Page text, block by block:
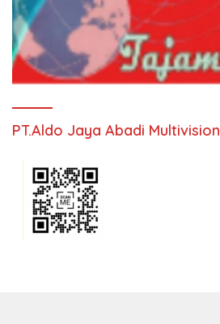
PT.Aldo Jaya Abadi Multivision